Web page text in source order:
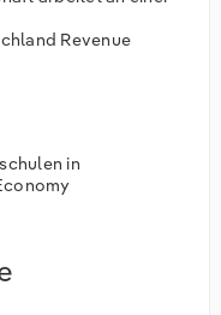
Revenue
in